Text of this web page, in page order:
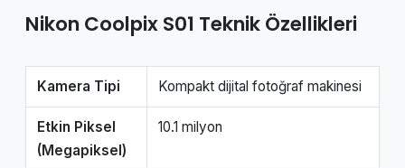
Nikon Coolpix S01 Teknik Özellikleri
Kamera Tipi Kompakt dijital fotoğraf makinesi
Etkin Piksel
(Megapiksel)
10.1 milyon